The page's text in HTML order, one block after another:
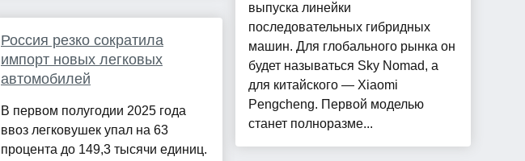
Россия резко сократила
импорт новых легковых
автомобилей
В первом полугодии 2025 года
ввоз легковушек упал на 63
процента до 149,3 тысячи единиц.
выпуска линейки
последовательных гибридных
машин. Для глобального рынка он
будет называться Sky Nomad, а
для китайского — Xiaomi
Pengcheng. Первой моделью
станет полноразме...